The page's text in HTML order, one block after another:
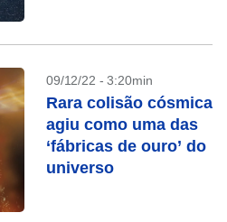
09/12/22 - 3:20min
Rara colisão cósmica
agiu como uma das
‘fábricas de ouro’ do
universo